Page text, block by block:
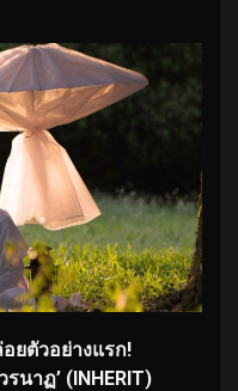
อยตัวอย่างแรก!
นาฏ’ (INHERIT)